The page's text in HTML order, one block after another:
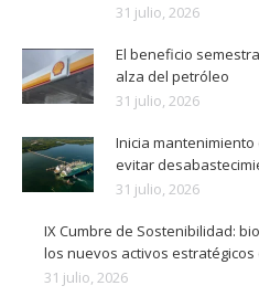
31 julio, 2026
El beneficio
alza del petróleo
31 julio, 2026
Inicia mantenimiento
evitar
31 julio, 2026
IX Cumbre de Sostenibilidad:
los nuevos activos
31 julio, 2026